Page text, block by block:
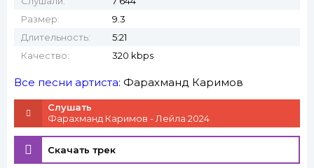
Размер:
9.3
Длительность:
5:21
Качество:
320 kbps
Все песни артиста: Фарахманд Каримов
Слушать
Фарахманд Каримов - Лейла 2024
Скачать трек